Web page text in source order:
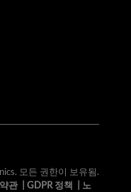
모든 권한이 보유됨.
관| GDPR 정책
노